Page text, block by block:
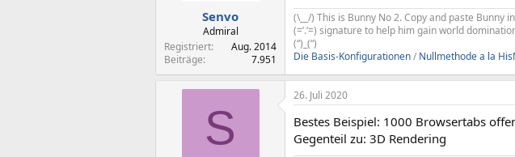
Senvo
Admiral
Registriert
Aug. 2014
Beiträge
7.951
(\__/) This is Bunny No 2. Copy and paste Bunny
(=’.’=) signature to help him gain world
(“)_(“)
Die Basis-Konfigurationen/ Nullmethode a la
S
26. Juli 2020
Bestes Beispiel: 1000 Browsertabs
Gegenteil zu: 3D Rendering